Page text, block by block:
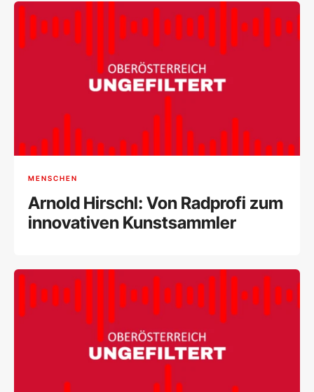
MENSCHEN
Arnold Hirschl: Von Radprofi zum
innovativen Kunstsammler